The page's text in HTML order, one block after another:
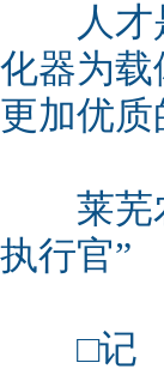
人才是
化器为载
更加优
莱芜农
执行官”
□记